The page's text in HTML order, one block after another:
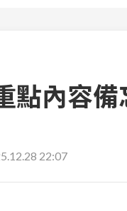
點內容
22:07